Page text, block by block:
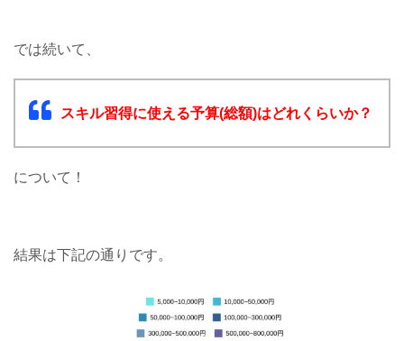
では続いて、
スキル習得に使える予算(総額)はどれくらいか？
について！
結果は下記の通りです。